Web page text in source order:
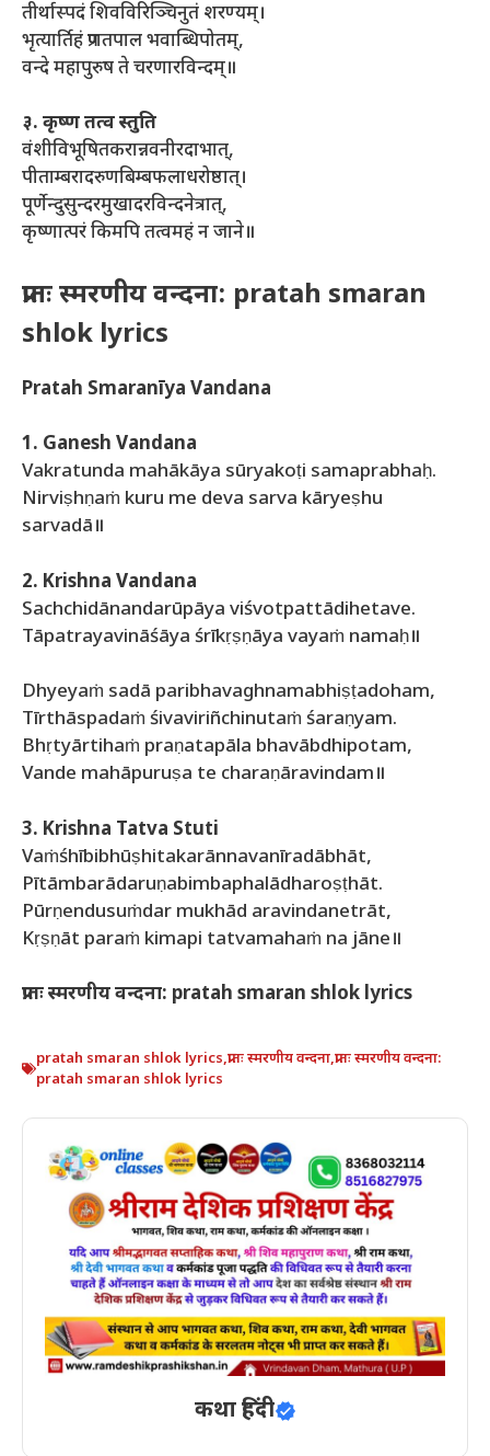
तीर्थास्पदं शिवविरिञ्चिनुतं शरण्यम्।
भृत्यार्तिहं प्रणतपाल भवाब्धिपोतम्,
वन्दे महापुरुष ते चरणारविन्दम्॥
३. कृष्ण तत्व स्तुति
वंशीविभूषितकरान्नवनीरदाभात्,
पीताम्बरादरुणबिम्बफलाधरोष्ठात्।
पूर्णेन्दुसुन्दरमुखादरविन्दनेत्रात्,
कृष्णात्परं किमपि तत्वमहं न जाने॥
प्रातः स्मरणीय वन्दना: pratah smaran
shlok lyrics
Pratah Smaranīya Vandana
1. Ganesh Vandana
Vakratunda mahākāya sūryakoṭi samaprabhaḥ.
Nirviṣhṇaṁ kuru me deva sarva kāryeṣhu
sarvadā॥
2. Krishna Vandana
Sachchidānandarūpāya viśvotpattādihetave.
Tāpatrayavināśāya śrīkṛṣṇāya vayaṁ namaḥ॥
Dhyeyaṁ sadā paribhavaghnamabhiṣṭadoham,
Tīrthāspadaṁ śivaviriñchinutaṁ śaraṇyam.
Bhṛtyārtihaṁ praṇatapāla bhavābdhipotam,
Vande mahāpuruṣa te charaṇāravindam॥
3. Krishna Tatva Stuti
Vaṁśhībibhūṣhitakarānnavanīradābhāt,
Pītāmbarādaruṇabimbaphalādharoṣṭhāt.
Pūrṇendusuṁdar mukhād aravindanetrāt,
Kṛṣṇāt paraṁ kimapi tatvamahaṁ na jāne॥
प्रातः स्मरणीय वन्दना: pratah smaran shlok lyrics
pratah smaran shlok lyrics,प्रातः स्मरणीय वन्दना,प्रातः स्मरणीय वन्दना:
pratah smaran shlok lyrics
कथा हिंदी